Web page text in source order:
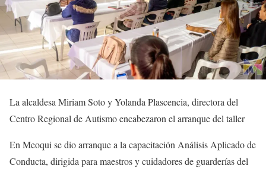
La alcaldesa Miriam Soto y Yolanda Plascencia, directora del
Centro Regional de Autismo encabezaron el arranque del taller
En Meoqui se dio arranque a la capacitación Análisis Aplicado de
Conducta, dirigida para maestros y cuidadores de guarderías del